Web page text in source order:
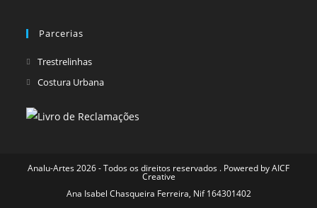
Parcerias
TrestrelinhasOpens
in
new
Costura UrbanaOpens
a
Analu-Artes 2026 - Todos os direitos reservados . Powered byAICF
Creative
Ana Isabel Chasqueira Ferreira, Nif 164301402